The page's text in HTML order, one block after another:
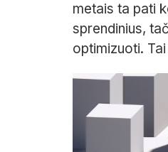
metais ta pati
sprendinius,
optimizuoti.